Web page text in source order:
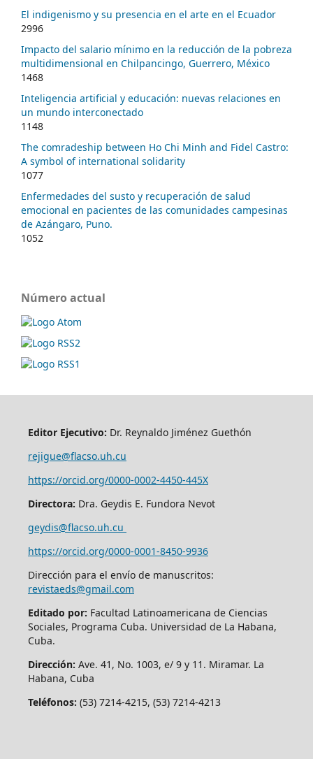
El indigenismo y su presencia en el arte en el Ecuador
2996
Impacto del salario mínimo en la reducción de la pobreza
multidimensional en Chilpancingo, Guerrero, México
1468
Inteligencia artificial y educación: nuevas relaciones en
un mundo interconectado
1148
The comradeship between Ho Chi Minh and Fidel Castro:
A symbol of international solidarity
1077
Enfermedades del susto y recuperación de salud
emocional en pacientes de las comunidades campesinas
de Azángaro, Puno.
1052
Número actual
Editor Ejecutivo: Dr. Reynaldo Jiménez Guethón
rejigue@flacso.uh.cu
https://orcid.org/0000-0002-4450-445X
Directora: Dra. Geydis E. Fundora Nevot
geydis@flacso.uh.cu
https://orcid.org/0000-0001-8450-9936
Dirección para el envío de manuscritos:
revistaeds@gmail.com
Editado por: Facultad Latinoamericana de Ciencias
Sociales, Programa Cuba. Universidad de La Habana,
Cuba.
Dirección: Ave. 41, No. 1003, e/ 9 y 11. Miramar. La
Habana, Cuba
Teléfonos: (53) 7214-4215, (53) 7214-4213